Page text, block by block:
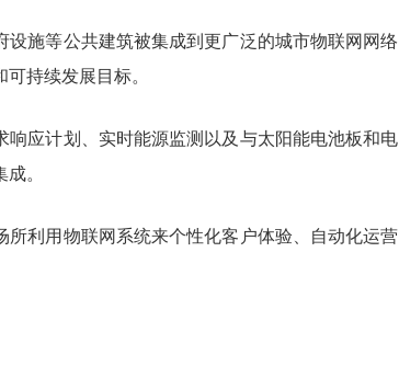
设施等公共建筑被集成到更广泛的城市物联网网络
持续发展目标。
响应计划、实时能源监测以及与太阳能电池板和电
。
所利用物联网系统来个性化客户体验、自动化运营